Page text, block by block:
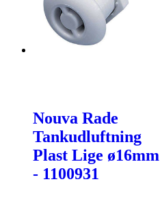
Nouva Rade
Tankudluftning
Plast Lige ø16mm
- 1100931